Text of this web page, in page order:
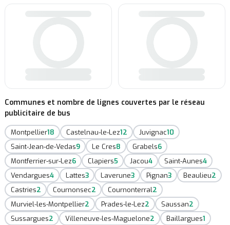
Communes et nombre de lignes couvertes par le réseau
publicitaire de bus
Montpellier18 Castelnau-le-Lez12 Juvignac10
Saint-Jean-de-Vedas9 Le Cres8 Grabels6
Montferrier-sur-Lez6 Clapiers5 Jacou4 Saint-Aunes4
Vendargues4 Lattes3 Laverune3 Pignan3 Beaulieu2
Castries2 Cournonsec2 Cournonterral2
Murviel-les-Montpellier2 Prades-le-Lez2 Saussan2
Sussargues2 Villeneuve-les-Maguelone2 Baillargues1